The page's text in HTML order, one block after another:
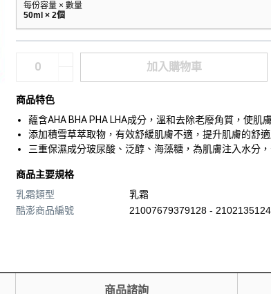
每份容量 × 數量
50ml × 2個
加入購物車
商品特色
蘊含AHA BHA PHA LHA成分，溫和去除老廢角質，使肌
添加積雪草萃取物，有效舒緩肌膚不適，提升肌膚的舒適
三重保濕成分玻尿酸、泛醇、海藻糖，為肌膚注入水分，
商品主要規格
乳霜類型
乳霜
酷澎商品編號
21007679379128 -
商品諮詢